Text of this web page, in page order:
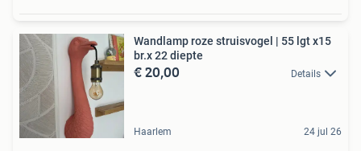
Wandlamp roze struisvogel | 55 lgt x15
br.x 22 diepte
€ 20,00 Details
Haarlem 24 jul 26